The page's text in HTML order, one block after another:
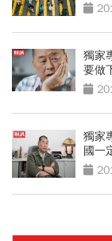
獨家
要做
獨家
國一